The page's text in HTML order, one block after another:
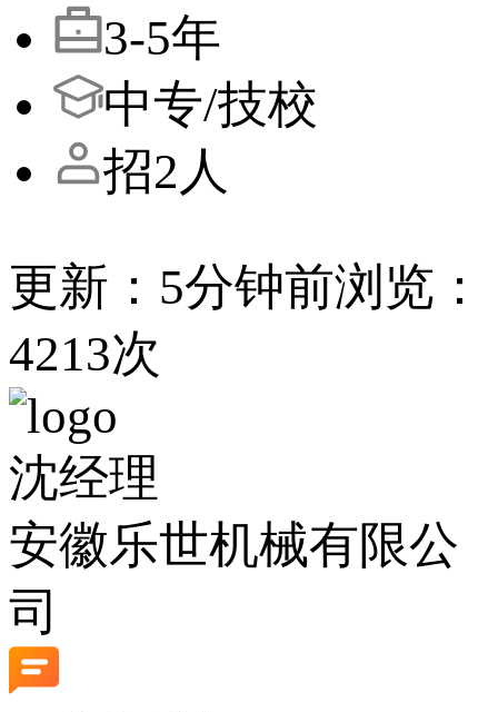
3-5年
中专/技校
招2人
更新：5分钟前浏览：
4213次
沈经理
安徽乐世机械有限公
司